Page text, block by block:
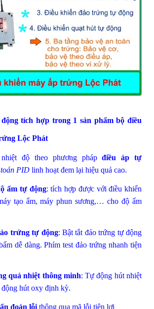
tích hợp trong 1 sản phẩm bộ điều
Lộc Phát
độ theo phương phápđiều áp tự
PID linh hoạt đem lại hiệu quả cao.
ẩm tự động: tích hợp được với điều khiển
tạo ẩm, máy phun sương,… cho độ ẩm
trứng tự động: Bật tắt đảo trứng tự động
dễ dàng. Phím test đảo trứng nhanh tiện
quá nhiệt thông minh: Tự động hút nhiệt
hút oxy định kỳ.
đoán lỗi thông qua mã lỗi tiện lợi